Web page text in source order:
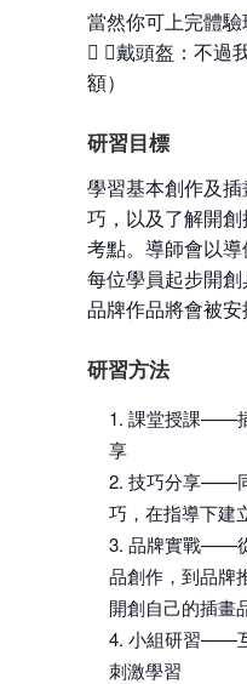
當然你可上完體
 （戴頭盔：不過
額）
研習目標
學習基本創作及
巧，以及了解開
考點。導師會以
每位學員起步開創
品牌作品將會被安
研習方法
課堂授課——
享
技巧分享——
巧，在指導下建
品牌實戰——
品創作，到品牌
開創自己的插畫
小組研習——
刺激學習